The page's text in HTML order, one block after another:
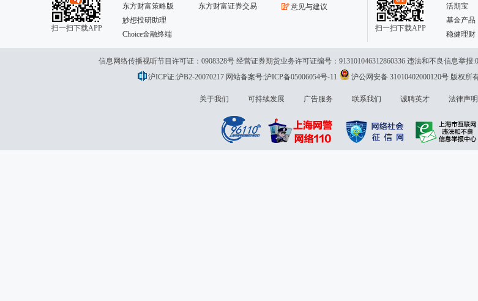
扫一扫下载APP
东方财富策略版
妙想投研助理
Choice金融终端
东方财富证券交易
意见与建议
扫一扫下载APP
活期宝
基金产品
稳健理财
信息网络传播视听节目许可证：0908328号 经营证券期货业务许可证编号：913101046312860336 违法和不良信息举报
沪ICP证:沪B2-20070217 网站备案号:沪ICP备05006054号-11 沪公网安备 31010402000120号版权所
关于我们 可持续发展 广告服务 联系我们 诚聘英才 法律声明